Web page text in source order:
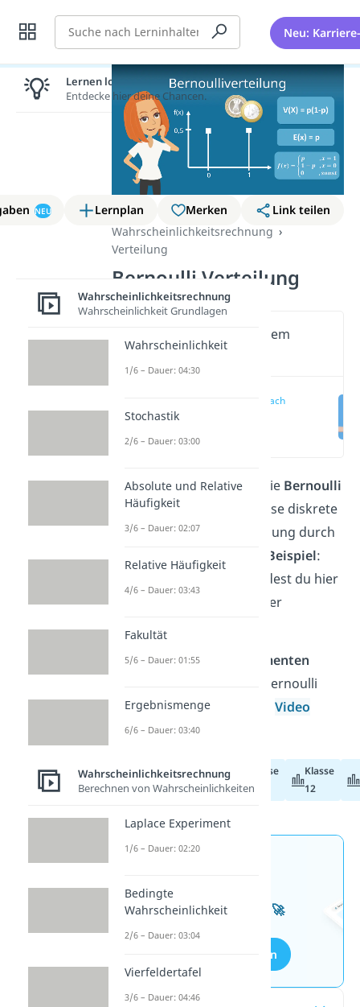
Suche Neu:
NEU Lernplan Merken
Link teilen
Wahrscheinlichkeitsrechnung
Verteilung
Bernoulli Verteilung
Wichtige Inhalte in diesem
Video
Bernoulli einfach
Dieser Artikel behandelt die Bernoulli
Verteilungund erklärt diese diskrete
Wahrscheinlichkeitsverteilung durch
Bernoulli Verteilung Beispiel:
Münzwurf. Außerdem findest du hier
eine Zusammenfassung der
wichtigsten
Alles zuBernoulli Experimenten
erfährst du aber auch in Bernoulli
Komma nichts in unseremVideo
ohne Leseaufwand!
Abiturvorbereitung
Klasse
11
Klasse
12
Wissen mit unseren
kostenlosen Aufgaben 🚀
Aufgaben entdecken
Lernen lohnt sich!
Entdecke hier deine Chancen.
Wahrscheinlichkeitsrechnung
Wahrscheinlichkeit Grundlagen
Wahrscheinlichkeit
1/6 – Dauer: 04:30
Stochastik
2/6 – Dauer: 03:00
Absolute und Relative
Häufigkeit
3/6 – Dauer: 02:07
Relative Häufigkeit
4/6 – Dauer: 03:43
Fakultät
5/6 – Dauer: 01:55
Ergebnismenge
6/6 – Dauer: 03:40
Wahrscheinlichkeitsrechnung
Berechnen von Wahrscheinlichkeiten
Laplace Experiment
1/6 – Dauer: 02:20
Bedingte
Wahrscheinlichkeit
2/6 – Dauer: 03:04
Vierfeldertafel
3/6 – Dauer: 04:46